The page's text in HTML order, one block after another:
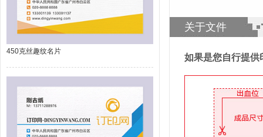
450克丝趣纹名片
关于文件
如果是您自行提供